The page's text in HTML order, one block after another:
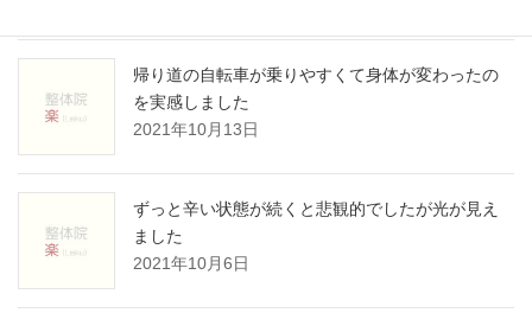
帰り道の自転車が乗りやすくて身体が変わったの
を実感しました
2021年10月13日
ずっと辛い状態が続くと悲観的でしたが光が見え
ました
2021年10月6日